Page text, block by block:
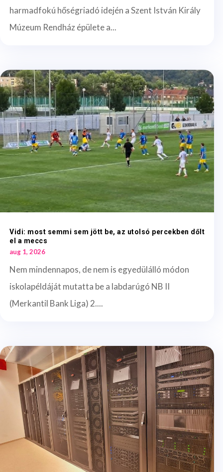
harmadfokú hőségriadó idején a Szent István Király
Múzeum Rendház épülete a...
Vidi: most semmi sem jött be, az utolsó percekben dőlt
el a meccs
aug 1, 2026
Nem mindennapos, de nem is egyedülálló módon
iskolapéldáját mutatta be a labdarúgó NB II
(Merkantil Bank Liga) 2....